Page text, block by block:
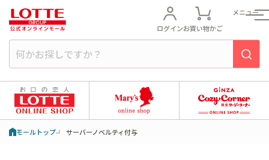
ログインお買い物かご
メニュー
モールトップ サーバーノベルティ付与